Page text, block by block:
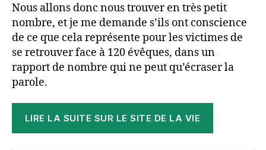
Nous allons donc nous trouver en très petit
nombre, et je me demande s’ils ont conscience
de ce que cela représente pour les victimes de
se retrouver face à 120 évêques, dans un
rapport de nombre qui ne peut qu’écraser la
parole.
LIRE LA SUITE SUR LE SITE DE LA VIE